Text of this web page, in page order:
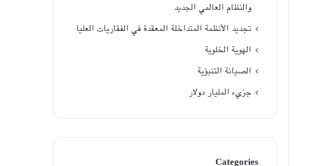
والنظام العالمي الجديد
تجديد الأنظمة المتداخلة المعقدة في الفقاريات العليا
الهوية الخلوية
الصيانة التنبؤية
جزيء المليار دولار
Categories